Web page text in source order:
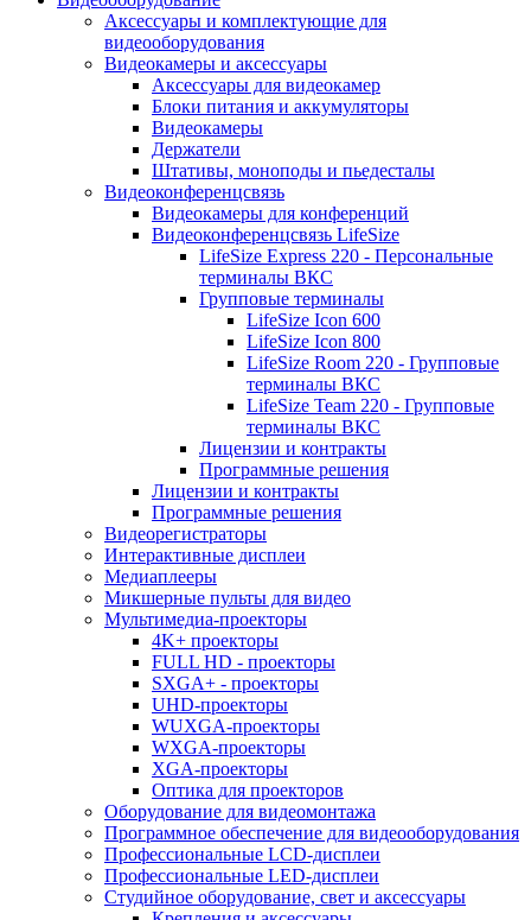
Аксессуары и комплектующие для
видеооборудования
Видеокамеры и аксессуары
Аксессуары для видеокамер
Блоки питания и аккумуляторы
Видеокамеры
Держатели
Штативы, моноподы и пьедесталы
Видеоконференцсвязь
Видеокамеры для конференций
Видеоконференцсвязь LifeSize
LifeSize Express 220 - Персональные
терминалы ВКС
Групповые терминалы
LifeSize Icon 600
LifeSize Icon 800
LifeSize Room 220 - Групповые
терминалы ВКС
LifeSize Team 220 - Групповые
терминалы ВКС
Лицензии и контракты
Программные решения
Лицензии и контракты
Программные решения
Видеорегистраторы
Интерактивные дисплеи
Медиаплееры
Микшерные пульты для видео
Мультимедиа-проекторы
4K+ проекторы
FULL HD - проекторы
SXGA+ - проекторы
UHD-проекторы
WUXGA-проекторы
WXGA-проекторы
XGA-проекторы
Оптика для проекторов
Оборудование для видеомонтажа
Программное обеспечение для видеооборудования
Профессиональные LCD-дисплеи
Профессиональные LED-дисплеи
Студийное оборудование, свет и аксессуары